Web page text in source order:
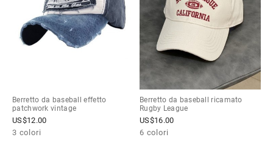
Berretto da baseball effetto
patchwork vintage
US$12.00
3 colori
Berretto da baseball ricamato
Rugby League
US$16.00
6 colori